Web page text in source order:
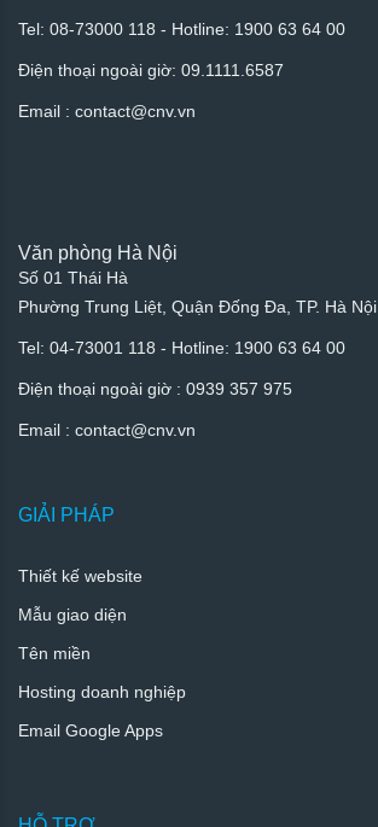
Tel: 08-73000 118 - Hotline: 1900 63 64 00
Điện thoại ngoài giờ: 09.1111.6587
Email : contact@cnv.vn
Văn phòng Hà Nội
Số 01 Thái Hà
Phường Trung Liệt, Quận Đống Đa, TP. Hà Nội
Tel: 04-73001 118 - Hotline: 1900 63 64 00
Điện thoại ngoài giờ : 0939 357 975
Email : contact@cnv.vn
GIẢI PHÁP
Thiết kế website
Mẫu giao diện
Tên miền
Hosting doanh nghiệp
Email Google Apps